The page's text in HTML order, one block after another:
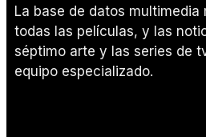
La base de datos
todas las películas, y las
séptimo arte y las series de
equipo especializado.